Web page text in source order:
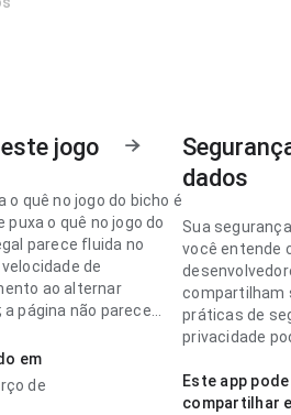
jogo
o quê no jogo do bicho é
puxa o quê no jogo do
parece fluida no
de
ao alternar
página não parece
diferença.
o quê no jogo do bicho é
em
de
dados
Sua
você entende
compartilham
práticas de
privacidade
idade.
Este app pode
compartilhar